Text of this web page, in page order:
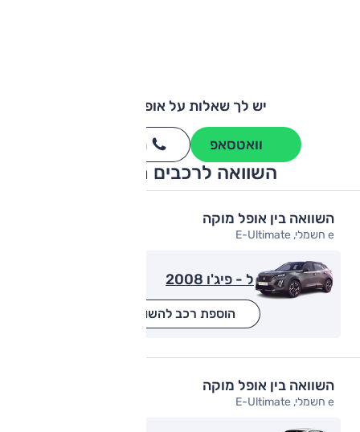
יש לך שאלות על אופל מוקה?
וואטסאפ חייגו
השוואה לרכבים מתחרים
השוואה בין אופל מוקה
e חשמלי, E-Ultimate
ל - פיג'ו 2008
הוספת רכב להשוואה
השוואה בין אופל מוקה
e חשמלי, E-Ultimate